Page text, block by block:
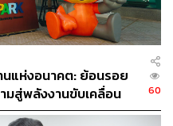
นแห่งอนาคต: ย้อนรอย
มสู่พลังงานขับเคลื่อน
60